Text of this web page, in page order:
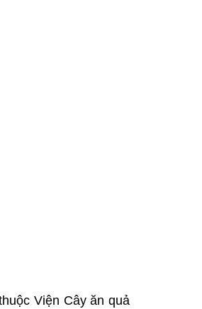
Viện Cây ăn quả